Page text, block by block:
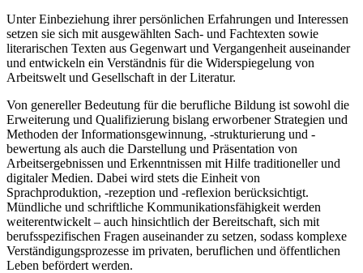
Unter Einbeziehung ihrer persönlichen Erfahrungen und Interessen
setzen sie sich mit ausgewählten Sach- und Fachtexten sowie
literarischen Texten aus Gegenwart und Vergangenheit auseinander
und entwickeln ein Verständnis für die Widerspiegelung von
Arbeitswelt und Gesellschaft in der Literatur.
Von genereller Bedeutung für die berufliche Bildung ist sowohl die
Erweiterung und Qualifizierung bislang erworbener Strategien und
Methoden der Informationsgewinnung, -strukturierung und -
bewertung als auch die Darstellung und Präsentation von
Arbeitsergebnissen und Erkenntnissen mit Hilfe traditioneller und
digitaler Medien. Dabei wird stets die Einheit von
Sprachproduktion, -rezeption und -reflexion berücksichtigt.
Mündliche und schriftliche Kommunikationsfähigkeit werden
weiterentwickelt – auch hinsichtlich der Bereitschaft, sich mit
berufsspezifischen Fragen auseinander zu setzen, sodass komplexe
Verständigungsprozesse im privaten, beruflichen und öffentlichen
Leben befördert werden.